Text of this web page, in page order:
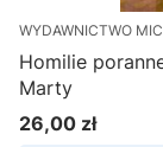
WYDAWNICTWO
Homilie
Marty
Cena
26,00 zł